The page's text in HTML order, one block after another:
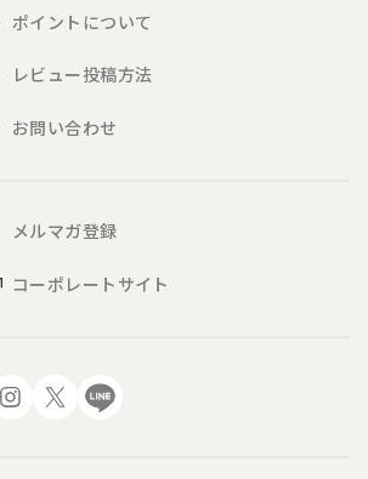
ポイントについて
レビュー投稿方法
お問い合わせ
メルマガ登録
コーポレートサイト